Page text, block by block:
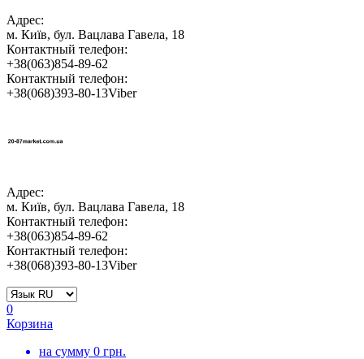
Адрес:
м. Київ, бул. Вацлава Гавела, 18
Контактный телефон:
+38(063)854-89-62
Контактный телефон:
+38(068)393-80-13Viber
Адрес:
м. Київ, бул. Вацлава Гавела, 18
Контактный телефон:
+38(063)854-89-62
Контактный телефон:
+38(068)393-80-13Viber
0
Корзина
на сумму 0 грн.